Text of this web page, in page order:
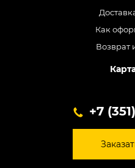
Как
Возврат
+7